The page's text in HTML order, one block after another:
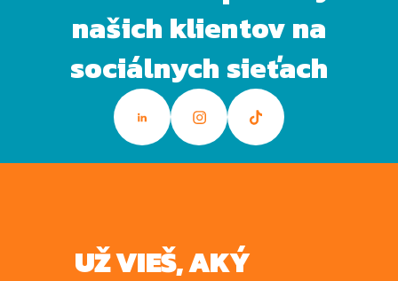
našich klientov na
sociálnych sieťach
UŽ VIEŠ, AKÝ